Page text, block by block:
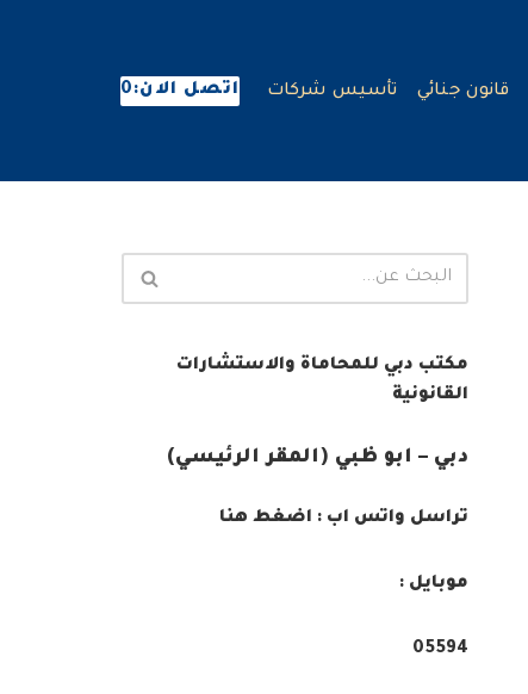
قانون جنائي تأسيس شركات اتصل الان:0
مكتب دبي للمحاماة والاستشارات
القانونية
دبي – ابو ظبي (المقر الرئيسي)
تراسل واتس اب : اضغط هنا
موبايل :
05594⁩